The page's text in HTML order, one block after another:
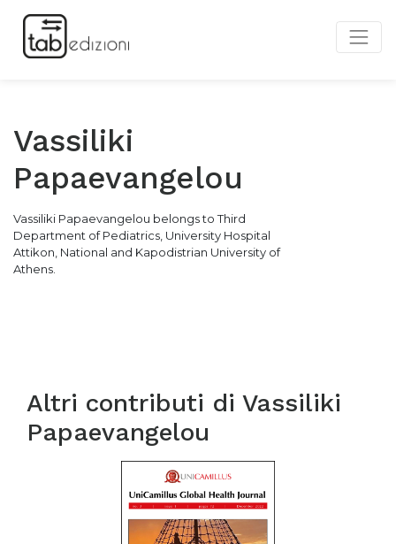
Vassiliki
Papaevangelou
Vassiliki Papaevangelou belongs to Third
Department of Pediatrics, University Hospital
Attikon, National and Kapodistrian University of
Athens.
Altri contributi di Vassiliki
Papaevangelou